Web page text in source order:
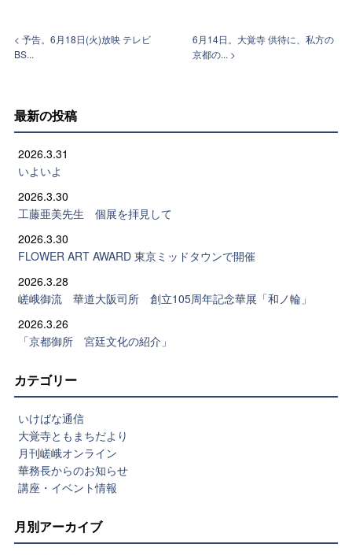
< 予告。6月18日(火)放映 テレビ
BS...
6月14日。大覚寺 供待に、私方の
京都の... >
最新の投稿
2026.3.31
いよいよ
2026.3.30
工藤亜美先生 個展を拝見して
2026.3.30
FLOWER ART AWARD 東京ミッドタウンで開催
2026.3.28
嵯峨御流 華道大阪司所 創立105周年記念華展「和ノ輪」
2026.3.26
「京都御所 宮廷文化の紹介」
カテゴリー
いけばな通信
大覚寺ともまちだより
月刊嵯峨オンライン
華務長からのお知らせ
講座・イベント情報
月別アーカイブ